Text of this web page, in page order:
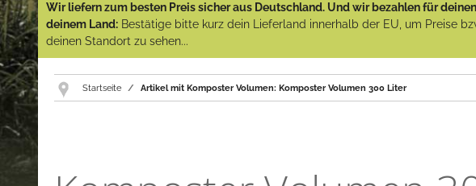
Wir liefern zum besten Preis sicher aus Deutschland. Und wir bezahlen für
deinem Land: Bestätige bitte kurz dein Lieferland innerhalb der EU, um Preise
deinen Standort zu sehen...
Startseite Artikel mit Komposter Volumen: Komposter Volumen 300 Liter